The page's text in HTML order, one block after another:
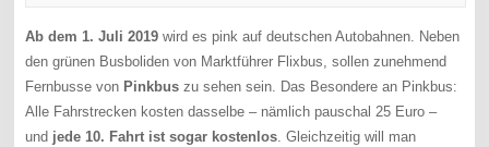
Ab dem 1. Juli 2019 wird es pink auf deutschen Autobahnen. Neben
den grünen Busboliden von Marktführer Flixbus, sollen zunehmend
Fernbusse von Pinkbus zu sehen sein. Das Besondere an Pinkbus:
Alle Fahrstrecken kosten dasselbe – nämlich pauschal 25 Euro –
und jede 10. Fahrt ist sogar kostenlos. Gleichzeitig will man